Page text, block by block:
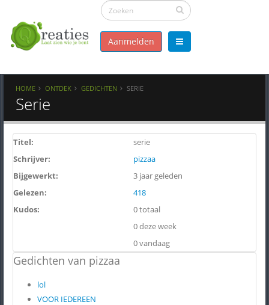
Aanmelden
HOME ONTDEK GEDICHTEN SERIE
Serie
Titel:
serie
Schrijver:
pizzaa
Bijgewerkt:
3 jaar geleden
Gelezen:
418
Kudos:
0 totaal
0 deze week
0 vandaag
Gedichten van pizzaa
lol
VOOR IEDEREEN